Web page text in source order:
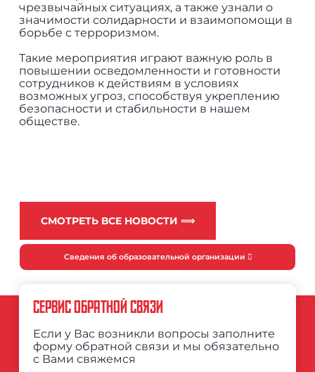
чрезвычайных ситуациях, а также узнали о
значимости солидарности и взаимопомощи в
борьбе с терроризмом.
Такие мероприятия играют важную роль в
повышении осведомленности и готовности
сотрудников к действиям в условиях
возможных угроз, способствуя укреплению
безопасности и стабильности в нашем
обществе.
СМОТРЕТЬ ВСЕ НОВОСТИ ⟹
Сведения об образовательной организации
СЕРВИС ОБРАТНОЙ СВЯЗИ
Если у Вас возникли вопросы заполните
форму обратной связи и мы обязательно
с Вами свяжемся